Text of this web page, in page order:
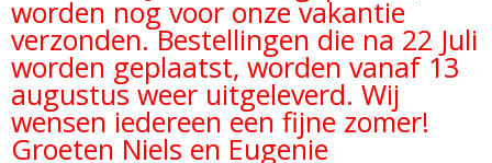
worden nog voor onze vakantie
verzonden. Bestellingen die na 22 Juli
worden geplaatst, worden vanaf 13
augustus weer uitgeleverd. Wij
wensen iedereen een fijne zomer!
Groeten Niels en Eugenie